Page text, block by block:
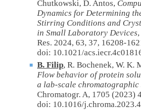
Chutkowski, D. Antos,
Dynamics for Determining
Stirring Conditions and
in Small Laboratory Devices
Res. 2024, 63, 37, 16208-
doi: 10.1021/
B. Filip, R. Bochenek, W. K.
Flow behavior of protein
a lab-scale chromatographic
Chromatogr. A, 1705 (2023)
doi: 10.1016/